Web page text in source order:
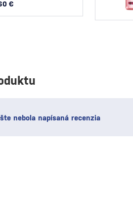
€
nebola napísaná recenzia